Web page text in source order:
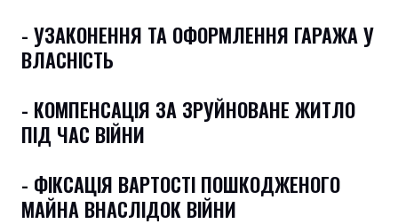
- УЗАКОНЕННЯ ТА ОФОРМЛЕННЯ ГАРАЖА У
ВЛАСНІСТЬ
- КОМПЕНСАЦІЯ ЗА ЗРУЙНОВАНЕ ЖИТЛО
ПІД ЧАС ВІЙНИ
- ФІКСАЦІЯ ВАРТОСТІ ПОШКОДЖЕНОГО
МАЙНА ВНАСЛІДОК ВІЙНИ